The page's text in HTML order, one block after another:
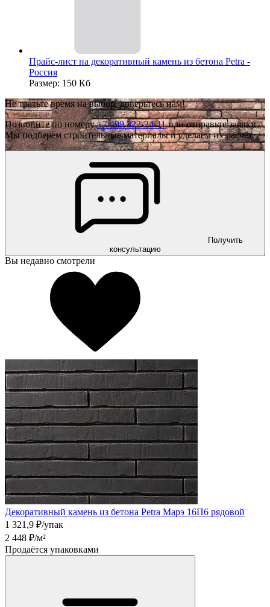
Прайс-лист на декоративный камень из бетона Petra -
Россия
Размер: 150 Кб
Не тратьте время на выбор, доверьтесь нам!
Позвоните по номеру+7 499 322-24-11или отправьте заявку.
Мы подберем строительные материалы и сделаем их расчёт.
Получить
консультацию
Вы недавно смотрели
Декоративный камень из бетона Petra Марэ 16П6 рядовой
1 321,9 ₽/упак
2 448 ₽/м²
Продаётся упаковками